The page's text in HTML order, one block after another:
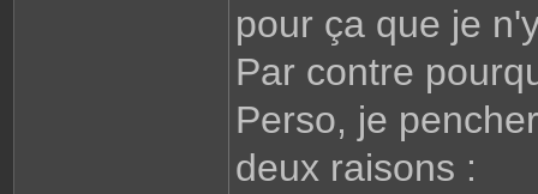
pour ça que je
Par contre
Perso, je
deux raisons :